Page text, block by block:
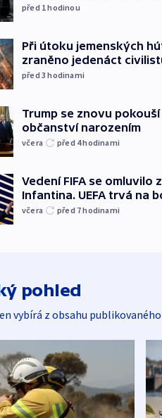
před 1hodinou
Při útoku jemenských
zraněno jedenáct
před 3hodinami
Trump se znovu
občanství narozením
včera před 4hodinami
Vedení FIFA se omluvilo
Infantina. UEFA trvá na
včera před 7hodinami
pohled
vybírá z obsahu